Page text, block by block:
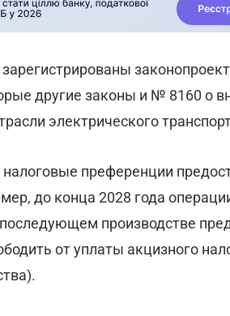
другие законы и № 8160 о
электрического
налоговые преференции
до конца 2028 года
производстве
от уплаты акцизного